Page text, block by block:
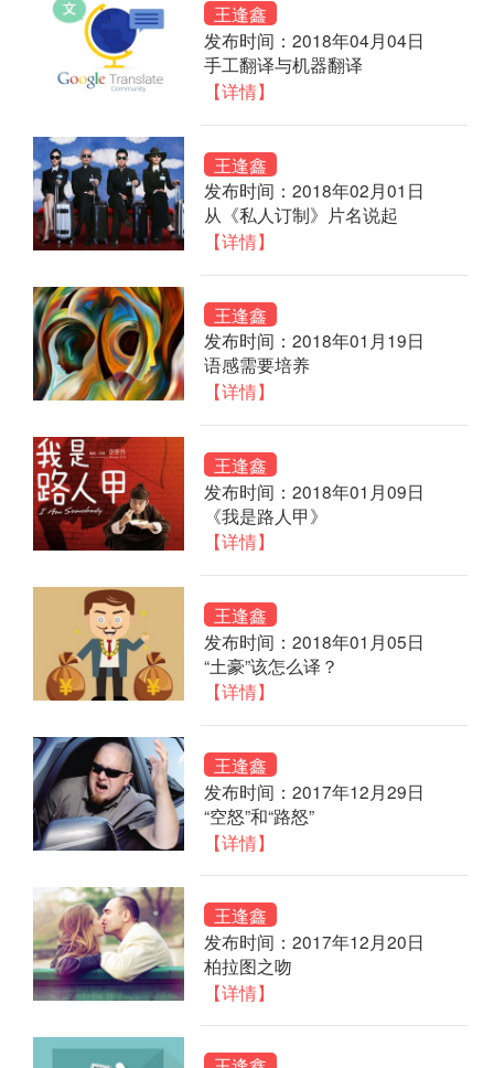
王逢鑫
发布时间：2018年04月04日
手工翻译与机器翻译
【详情】
王逢鑫
发布时间：2018年02月01日
从《私人订制》片名说起
【详情】
王逢鑫
发布时间：2018年01月19日
语感需要培养
【详情】
王逢鑫
发布时间：2018年01月09日
《我是路人甲》
【详情】
王逢鑫
发布时间：2018年01月05日
“土豪”该怎么译？
【详情】
王逢鑫
发布时间：2017年12月29日
“空怒”和“路怒”
【详情】
王逢鑫
发布时间：2017年12月20日
柏拉图之吻
【详情】